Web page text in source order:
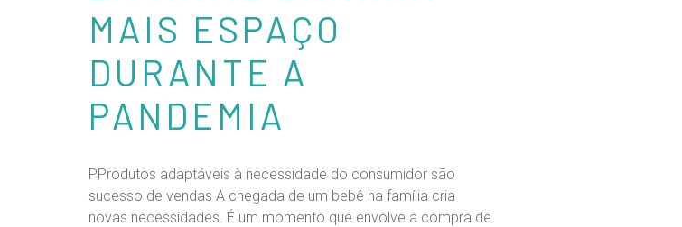
MAIS ESPAÇO
DURANTE A
PANDEMIA
PProdutos adaptáveis à necessidade do consumidor são
sucesso de vendas A chegada de um bebê na família cria
novas necessidades. É um momento que envolve a compra de